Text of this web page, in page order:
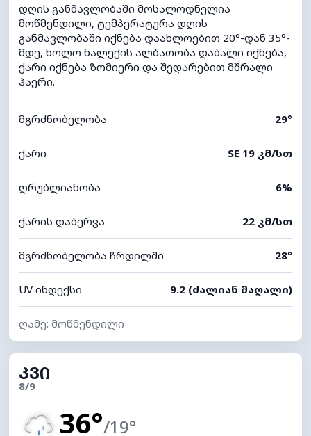
დღის განმავლობაში მოსალოდნელია
მოწმენდილი, ტემპერატურა დღის
განმავლობაში იქნება დაახლოებით 20°-დან 35°-
მდე, ხოლო ნალექის ალბათობა დაბალი იქნება,
ქარი იქნება ზომიერი და შედარებით მშრალი
ჰაერი.
მგრძნობელობა 29°
ქარი SE 19 კმ/სთ
ღრუბლიანობა 6%
ქარის დაბერვა 22 კმ/სთ
მგრძნობელობა ჩრდილში 28°
UV ინდექსი 9.2 (ძალიან მაღალი)
ღამე: მოწმენდილი
ᲙᲕᲘ
8/9
36°/19°